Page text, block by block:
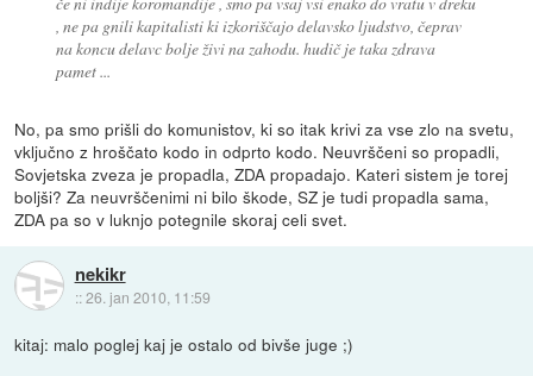
, ne pa gnili kapitalisti ki izkoriščajo delavsko ljudstvo, čeprav
na koncu delavc bolje živi na zahodu. hudič je taka zdrava
pamet ...
No, pa smo prišli do komunistov, ki so itak krivi za vse zlo na svetu,
vključno z hroščato kodo in odprto kodo. Neuvrščeni so propadli,
Sovjetska zveza je propadla, ZDA propadajo. Kateri sistem je torej
boljši? Za neuvrščenimi ni bilo škode, SZ je tudi propadla sama,
ZDA pa so v luknjo potegnile skoraj celi svet.
nekikr
::26. jan 2010, 11:59
kitaj: malo poglej kaj je ostalo od bivše juge ;)